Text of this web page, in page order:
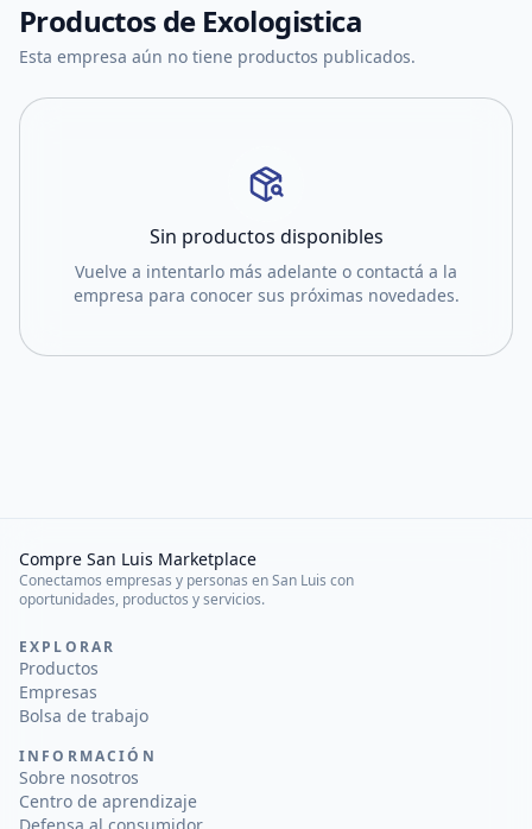
Productos de Exologistica
Esta empresa aún no tiene productos publicados.
Sin productos disponibles
Vuelve a intentarlo más adelante o contactá a la
empresa para conocer sus próximas novedades.
Compre San Luis Marketplace
Conectamos empresas y personas en San Luis con
oportunidades, productos y servicios.
EXPLORAR
Productos
Empresas
Bolsa de trabajo
INFORMACIÓN
Sobre nosotros
Centro de aprendizaje